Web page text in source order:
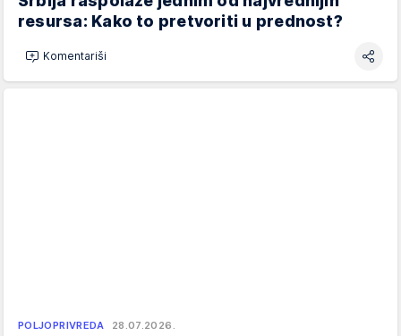
resursa: Kako to pretvoriti u prednost?
Komentariši
POLJOPRIVREDA 28.07.2026.